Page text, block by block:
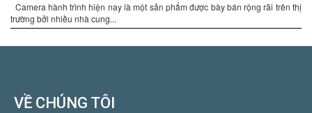
Camera hành trình hiện nay là một sản phẩm được bày bán rộng rãi trên thị
trường bởi nhiều nhà cung...
VỀ CHÚNG TÔI